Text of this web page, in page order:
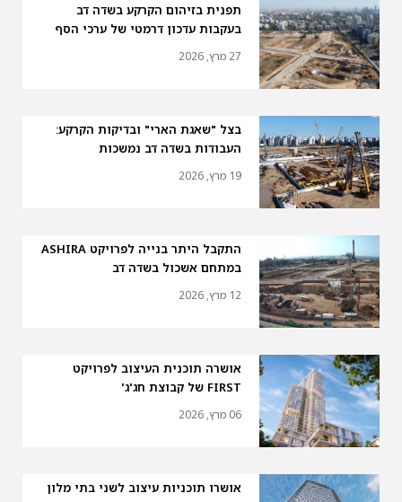
תפנית בזיהום הקרקע בשדה דב
בעקבות עדכון דרמטי של ערכי הסף
27 מרץ, 2026
בצל "שאגת הארי" ובדיקות הקרקע:
העבודות בשדה דב נמשכות
19 מרץ, 2026
התקבל היתר בנייה לפרויקט ASHIRA
במתחם אשכול בשדה דב
12 מרץ, 2026
אושרה תוכנית העיצוב לפרויקט
FIRST של קבוצת חג'ג'
06 מרץ, 2026
אושרו תוכניות עיצוב לשני בתי מלון